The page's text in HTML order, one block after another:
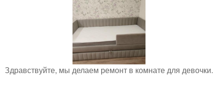
Здравствуйте, мы делаем ремонт в комнате для девочки.